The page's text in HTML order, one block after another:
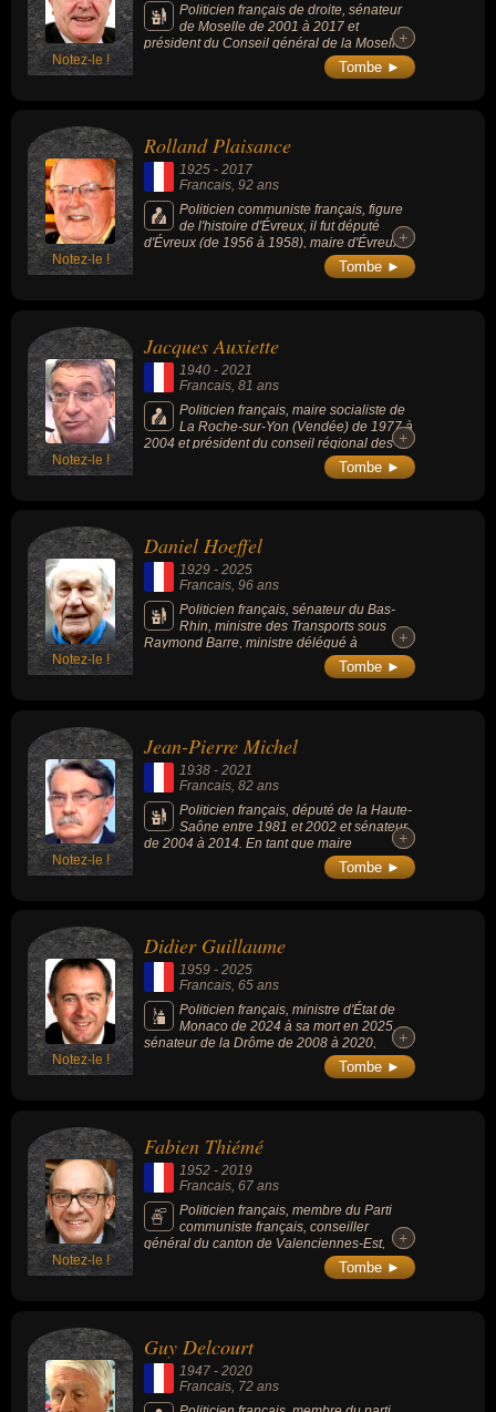
Notez-le !
Politicien français de droite, sénateur
de Moselle de 2001 à 2017 et
président du Conseil général de la Moselle+
+
Tombe ►
Notez-le !
Rolland Plaisance
1925 - 2017
Francais, 92 ans
Politicien communiste français, figure
de l'histoire d'Évreux, il fut député
d'Évreux (de 1956 à 1958), maire d'Évreux
(pendant 24 ans de 1977 à 2001) et ancien
conseiller général de l'Eure (de 1971 à
+
+
Tombe ►
Notez-le !
Jacques Auxiette
1940 - 2021
Francais, 81 ans
Politicien français, maire socialiste de
La Roche-sur-Yon (Vendée) de 1977 à
2004 et président du conseil régional des
Pays-de-la-Loire de 2004 à 2015.
+
+
Tombe ►
Notez-le !
Daniel Hoeffel
1929 - 2025
Francais, 96 ans
Politicien français, sénateur du Bas-
Rhin, ministre des Transports sous
Raymond Barre, ministre délégué à
l’Aménagement du territoire sous Édouard
Balladur, maire de Handschuheim pendant
alsacienne.
+
+
Tombe ►
Notez-le !
Jean-Pierre Michel
1938 - 2021
Francais, 82 ans
Politicien français, député de la Haute-
Saône entre 1981 et 2002 et sénateur
de 2004 à 2014. En tant que maire
d’Héricourt, il a profondément modernisé
cette ville qui restait frappée par la crise
+
+
Tombe ►
Notez-le !
Didier Guillaume
1959 - 2025
Francais, 65 ans
Politicien français, ministre d'État de
Monaco de 2024 à sa mort en 2025,
sénateur de la Drôme de 2008 à 2020,
ministre de l'Agriculture et de l'Alimentation
entre 2018 et 2020. En 2024, il est désigné
+
+
Tombe ►
Notez-le !
Fabien Thiémé
1952 - 2019
Francais, 67 ans
Politicien français, membre du Parti
communiste français, conseiller
général du canton de Valenciennes-Est,
député du Nord, conseiller régional et maire
+
+
Tombe ►
Guy Delcourt
1947 - 2020
Francais , 72 ans